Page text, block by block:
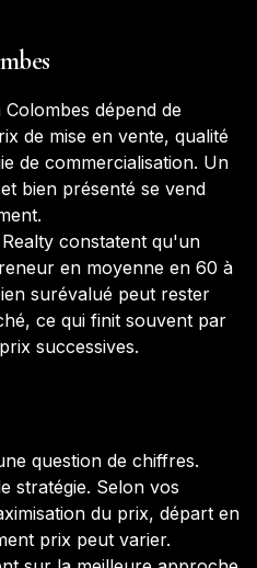
Colombes dépend de
de mise en vente, qualité
de commercialisation. Un
bien présenté se vend
constatent qu'un
en moyenne en 60 à
surévalué peut rester
ce qui finit souvent par
successives.
question de chiffres.
stratégie. Selon vos
du prix, départ en
prix peut varier.